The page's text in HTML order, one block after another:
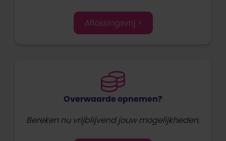
Aflossingsvrij >
Overwaarde opnemen?
Bereken nu vrijblijvend jouw mogelijkheden.